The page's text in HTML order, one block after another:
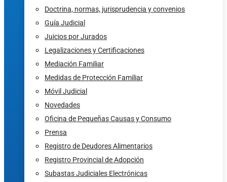
Doctrina, normas, jurisprudencia y convenios
Guía Judicial
Juicios por Jurados
Legalizaciones y Certificaciones
Mediación Familiar
Medidas de Protección Familiar
Móvil Judicial
Novedades
Oficina de Pequeñas Causas y Consumo
Prensa
Registro de Deudores Alimentarios
Registro Provincial de Adopción
Subastas Judiciales Electrónicas